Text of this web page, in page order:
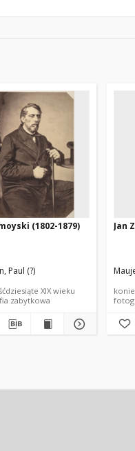
(1802-1879)
Paul (?)
XIX wieku
zabytkowa
Jan